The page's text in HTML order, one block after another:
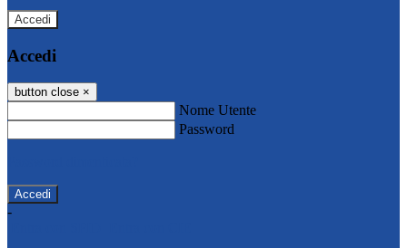
Accedi
Accedi
button close ×
Nome Utente
Password
-